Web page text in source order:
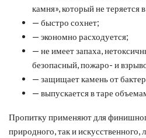
камня», который не теряется
— быстро сохнет;
— экономно расходуется;
— не имеет запаха,
безопасный, пожаро- и
— защищает камень от
— выпускается в таре
Пропитку применяют для
природного, так и